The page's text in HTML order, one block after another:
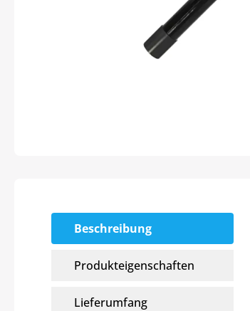
Beschreibung
Produkteigenschaften
Lieferumfang